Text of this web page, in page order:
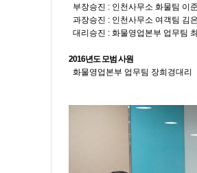
부장승진 : 인천사무소 화물팀 이
과장승진 : 인천사무소 여객팀 김
대리승진 : 화물영업본부 업무팀
2016년도 모범 사원
화물영업본부 업무팀 장희경대리